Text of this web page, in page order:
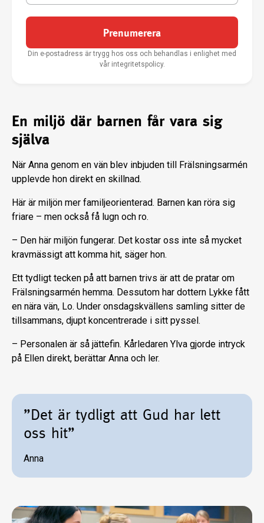
Prenumerera
Din e-postadress är trygg hos oss och behandlas i enlighet med
vår integritetspolicy.
En miljö där barnen får vara sig
själva
När Anna genom en vän blev inbjuden till Frälsningsarmén
upplevde hon direkt en skillnad.
Här är miljön mer familjeorienterad. Barnen kan röra sig
friare – men också få lugn och ro.
– Den här miljön fungerar. Det kostar oss inte så mycket
kravmässigt att komma hit, säger hon.
Ett tydligt tecken på att barnen trivs är att de pratar om
Frälsningsarmén hemma. Dessutom har dottern Lykke fått
en nära vän, Lo. Under onsdagskvällens samling sitter de
tillsammans, djupt koncentrerade i sitt pyssel.
– Personalen är så jättefin. Kårledaren Ylva gjorde intryck
på Ellen direkt, berättar Anna och ler.
”Det är tydligt att Gud har lett
oss hit”
Anna